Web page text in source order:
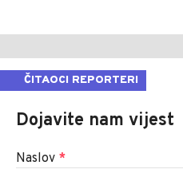
ČITAOCI REPORTERI
Dojavite nam vijest
Naslov *